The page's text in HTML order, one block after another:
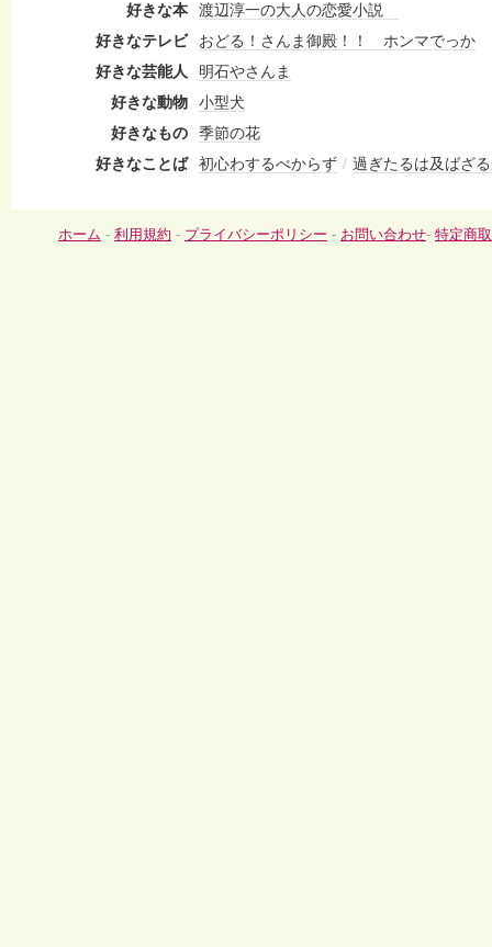
好きな本
渡辺淳一の大人の恋愛小説
好きなテレビ
おどる！さんま御殿！！ ホンマでっか
好きな芸能人
明石やさんま
好きな動物
小型犬
好きなもの
季節の花
好きなことば
初心わするべからず / 過ぎたるは及ばざ
ホーム - 利用規約 - プライバシーポリシー - お問い合わせ- 特定商